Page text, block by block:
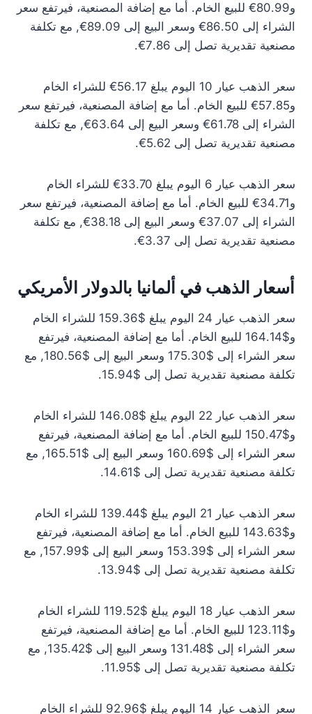
و80.99€ للبيع الخام. أما مع إضافة المصنعية، فيرتفع سعر
الشراء إلى 86.50€ وسعر البيع إلى 89.09€, مع تكلفة
مصنعية تقديرية تصل إلى 7.86€.
سعر الذهب عيار 10 اليوم يبلغ 56.17€ للشراء الخام
و57.85€ للبيع الخام. أما مع إضافة المصنعية، فيرتفع سعر
الشراء إلى 61.78€ وسعر البيع إلى 63.64€, مع تكلفة
مصنعية تقديرية تصل إلى 5.62€.
سعر الذهب عيار 6 اليوم يبلغ 33.70€ للشراء الخام
و34.71€ للبيع الخام. أما مع إضافة المصنعية، فيرتفع سعر
الشراء إلى 37.07€ وسعر البيع إلى 38.18€, مع تكلفة
مصنعية تقديرية تصل إلى 3.37€.
أسعار الذهب في ألمانيا بالدولار الأمريكي
سعر الذهب عيار 24 اليوم يبلغ $159.36 للشراء الخام
و$164.14 للبيع الخام. أما مع إضافة المصنعية، فيرتفع
سعر الشراء إلى $175.30 وسعر البيع إلى $180.56, مع
تكلفة مصنعية تقديرية تصل إلى $15.94.
سعر الذهب عيار 22 اليوم يبلغ $146.08 للشراء الخام
و$150.47 للبيع الخام. أما مع إضافة المصنعية، فيرتفع
سعر الشراء إلى $160.69 وسعر البيع إلى $165.51, مع
تكلفة مصنعية تقديرية تصل إلى $14.61.
سعر الذهب عيار 21 اليوم يبلغ $139.44 للشراء الخام
و$143.63 للبيع الخام. أما مع إضافة المصنعية، فيرتفع
سعر الشراء إلى $153.39 وسعر البيع إلى $157.99, مع
تكلفة مصنعية تقديرية تصل إلى $13.94.
سعر الذهب عيار 18 اليوم يبلغ $119.52 للشراء الخام
و$123.11 للبيع الخام. أما مع إضافة المصنعية، فيرتفع
سعر الشراء إلى $131.48 وسعر البيع إلى $135.42, مع
تكلفة مصنعية تقديرية تصل إلى $11.95.
سعر الذهب عيار 14 اليوم يبلغ $92.96 للشراء الخام